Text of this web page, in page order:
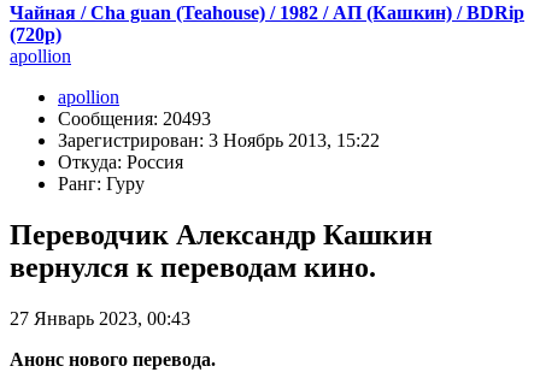
Чайная / Cha guan (Teahouse) / 1982 / АП (Кашкин) / BDRip
(720p)
apollion
apollion
Сообщения: 20493
Зарегистрирован: 3 Ноябрь 2013, 15:22
Откуда: Россия
Ранг: Гуру
Переводчик Александр Кашкин
вернулся к переводам кино.
27 Январь 2023, 00:43
Анонс нового перевода.